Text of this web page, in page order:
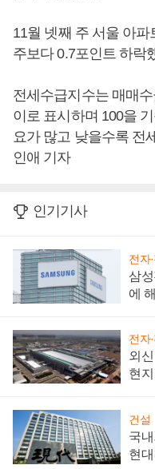
11월 넷째 주 서울 아
주보다 0.7포인트 하락
전세수급지수는 매매
이로 표시하며 100을
요가 많고 낮을수록 전
인애 기자
인기기사
전자
삼
에
전자
외
현
건설
국
현